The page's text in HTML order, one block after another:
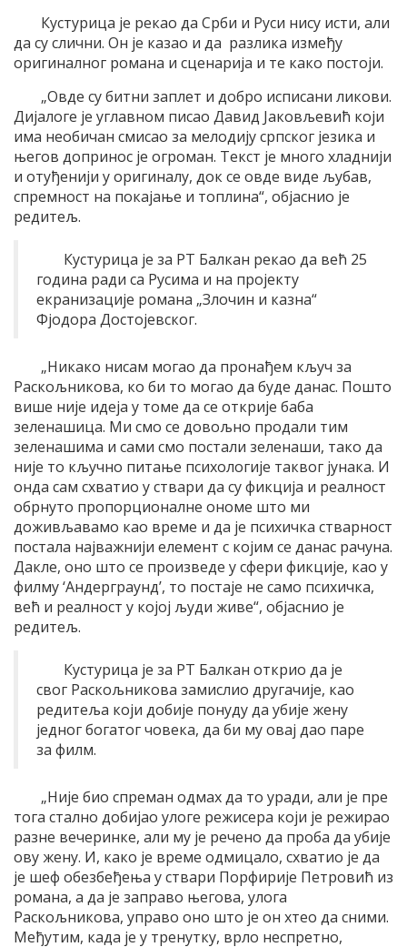
Кустурица је рекао да Срби и Руси нису исти, али
да су слични. Он је казао и да разлика између
оригиналног романа и сценарија и те како постоји.
„Овде су битни заплет и добро исписани ликови.
Дијалоге је углавном писао Давид Јаковљевић који
има необичан смисао за мелодију српског језика и
његов допринос је огроман. Текст је много хладнији
и отуђенији у оригиналу, док се овде виде љубав,
спремност на покајање и топлина“, објаснио је
редитељ.
Кустурица је за РТ Балкан рекао да већ 25
година ради са Русима и на пројекту
екранизације романа „Злочин и казна“
Фјодора Достојевског.
„Никако нисам могао да пронађем кључ за
Раскољникова, ко би то могао да буде данас. Пошто
више није идеја у томе да се открије баба
зеленашица. Ми смо се довољно продали тим
зеленашима и сами смо постали зеленаши, тако да
није то кључно питање психологије таквог јунака. И
онда сам схватио у ствари да су фикција и реалност
обрнуто пропорционалне ономе што ми
доживљавамо као време и да је психичка стварност
постала најважнији елемент с којим се данас рачуна.
Дакле, оно што се произведе у сфери фикције, као у
филму ‘Андерграунд’, то постаје не само психичка,
већ и реалност у којој људи живе“, објаснио је
редитељ.
Кустурица је за РТ Балкан открио да је
свог Раскољникова замислио другачије, као
редитеља који добије понуду да убије жену
једног богатог човека, да би му овај дао паре
за филм.
„Није био спреман одмах да то уради, али је пре
тога стално добијао улоге режисера који је режирао
разне вечеринке, али му је речено да проба да убије
ову жену. И, како је време одмицало, схватио је да
је шеф обезбеђења у ствари Порфирије Петровић из
романа, а да је заправо његова, улога
Раскољникова, управо оно што је он хтео да сними.
Међутим, када је у тренутку, врло неспретно,